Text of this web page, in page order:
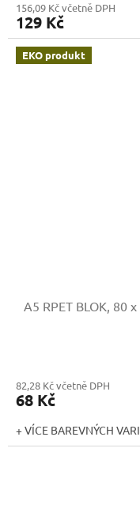
156,09 Kč včetně DPH
129 Kč
EKO produkt
A5 RPET BLOK, 80
82,28 Kč včetně DPH
68 Kč
+ VÍCE BAREVNÝCH